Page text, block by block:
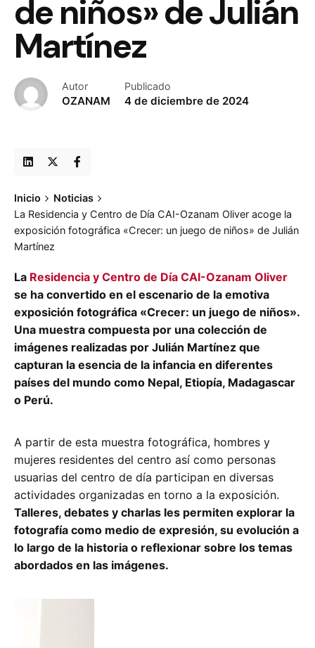
de niños» de Julián
Martínez
Autor
OZANAM
Publicado
4 de diciembre de 2024
Inicio
Noticias
La Residencia y Centro de Día CAI-Ozanam Oliver acoge la
exposición fotográfica «Crecer: un juego de niños» de Julián
Martínez
La Residencia y Centro de Día CAI-Ozanam Oliver
se ha convertido en el escenario de la emotiva
exposición fotográfica «Crecer: un juego de niños».
Una muestra compuesta por una colección de
imágenes realizadas por Julián Martínez que
capturan la esencia de la infancia en diferentes
países del mundo como Nepal, Etiopía, Madagascar
o Perú.
A partir de esta muestra fotográfica, hombres y
mujeres residentes del centro así como personas
usuarias del centro de día participan en diversas
actividades organizadas en torno a la exposición.
Talleres, debates y charlas les permiten explorar la
fotografía como medio de expresión, su evolución a
lo largo de la historia o reflexionar sobre los temas
abordados en las imágenes.